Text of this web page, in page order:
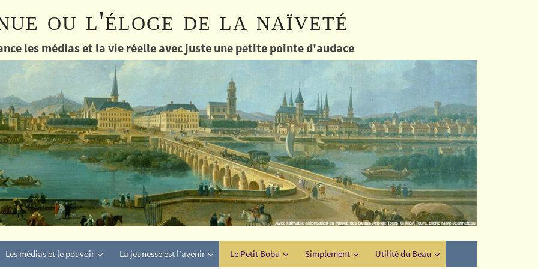
ou l'éloge de la naïveté
les médias et la vie réelle avec juste une petite pointe d'audace
Les médias et le pouvoir La jeunesse est l’avenir Le Petit Bobu Simplement Utilité du Beau